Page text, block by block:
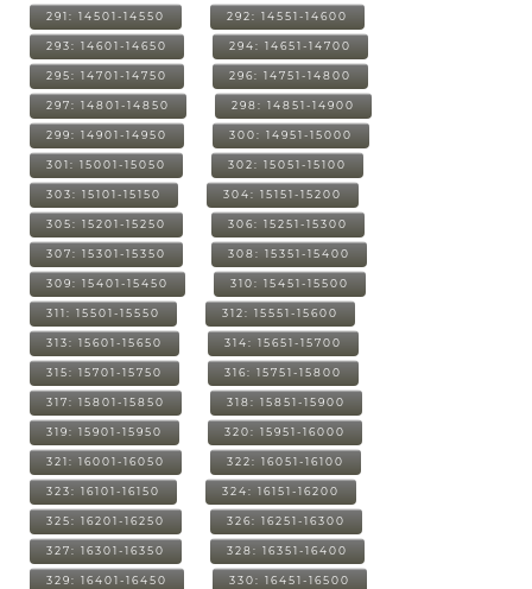
291: 14501-14550 292: 14551-14600
293: 14601-14650 294: 14651-14700
295: 14701-14750 296: 14751-14800
297: 14801-14850 298: 14851-14900
299: 14901-14950 300: 14951-15000
301: 15001-15050 302: 15051-15100
303: 15101-15150 304: 15151-15200
305: 15201-15250 306: 15251-15300
307: 15301-15350 308: 15351-15400
309: 15401-15450 310: 15451-15500
311: 15501-15550 312: 15551-15600
313: 15601-15650 314: 15651-15700
315: 15701-15750 316: 15751-15800
317: 15801-15850 318: 15851-15900
319: 15901-15950 320: 15951-16000
321: 16001-16050 322: 16051-16100
323: 16101-16150 324: 16151-16200
325: 16201-16250 326: 16251-16300
327: 16301-16350 328: 16351-16400
329: 16401-16450 330: 16451-16500